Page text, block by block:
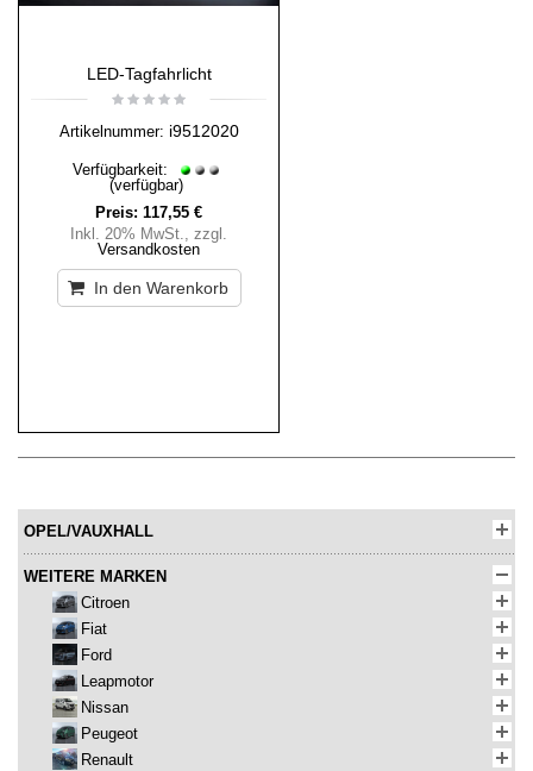
LED-Tagfahrlicht
Artikelnummer: i9512020
Verfügbarkeit:
(verfügbar)
Preis: 117,55 €
Inkl. 20% MwSt., zzgl.
Versandkosten
In den Warenkorb
OPEL/VAUXHALL
WEITERE MARKEN
Citroen
Fiat
Ford
Leapmotor
Nissan
Peugeot
Renault